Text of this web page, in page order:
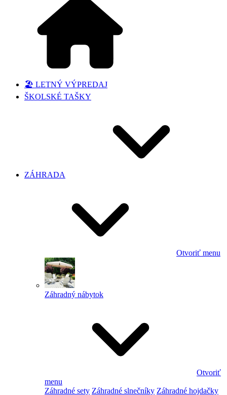
🏖️ LETNÝ VÝPREDAJ
ŠKOLSKÉ TAŠKY
ZÁHRADA
Otvoriť menu
Záhradný nábytok
Otvoriť
menu
Záhradné sety Záhradné slnečníky Záhradné hojdačky